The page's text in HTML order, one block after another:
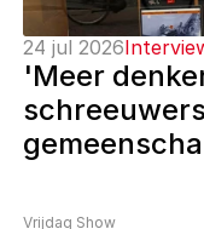
24 jul 2026
'Meer
Vrijdag Show